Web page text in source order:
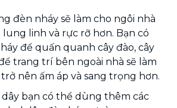
đèn nháy sẽ làm cho ngôi nhà
linh và rực rỡ hơn. Bạn có
để quấn quanh cây đào, cây
trang trí bên ngoài nhà sẽ làm
nên ấm áp và sang trọng hơn.
dây bạn có thể dùng thêm các